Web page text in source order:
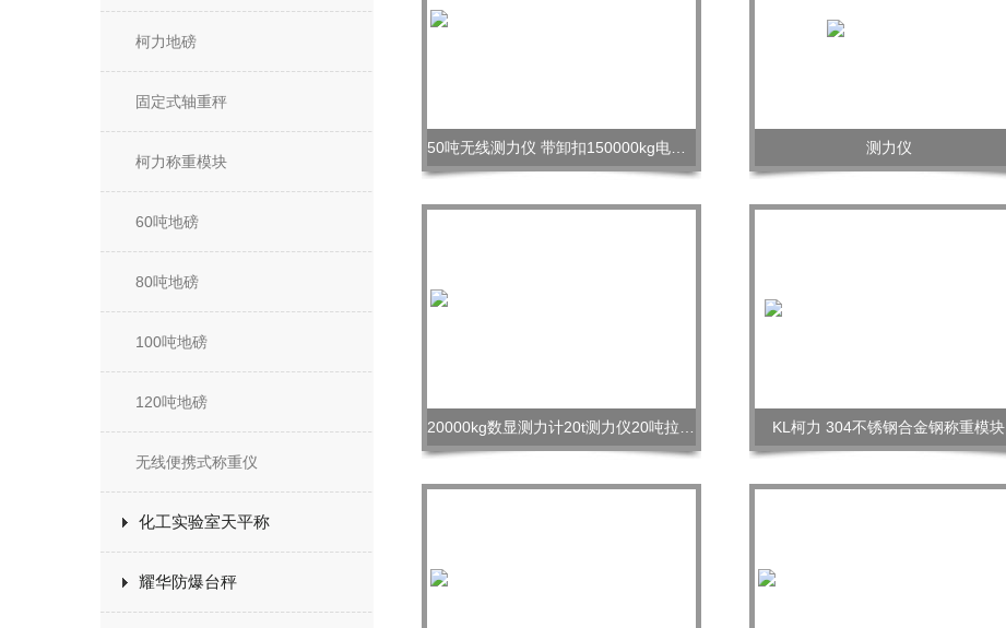
柯力地磅
固定式轴重秤
柯力称重模块
60吨地磅
80吨地磅
100吨地磅
120吨地磅
无线便携式称重仪
化工实验室天平称
耀华防爆台秤
测力仪
KL柯力 304不锈钢合金钢称重模块